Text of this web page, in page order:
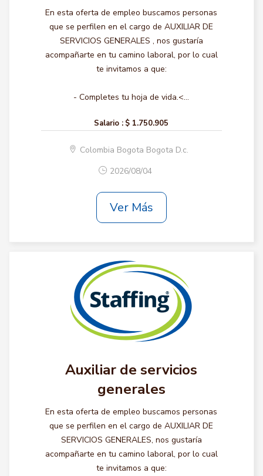
En esta oferta de empleo buscamos personas
que se perfilen en el cargo de AUXILIAR DE
SERVICIOS GENERALES , nos gustaría
acompañarte en tu camino laboral, por lo cual
te invitamos a que:
- Completes tu hoja de vida.<...
Salario : $ 1.750.905
Colombia Bogota Bogota D.c.
2026/08/04
Ver Más
Auxiliar de servicios
generales
En esta oferta de empleo buscamos personas
que se perfilen en el cargo de AUXILIAR DE
SERVICIOS GENERALES, nos gustaría
acompañarte en tu camino laboral, por lo cual
te invitamos a que: